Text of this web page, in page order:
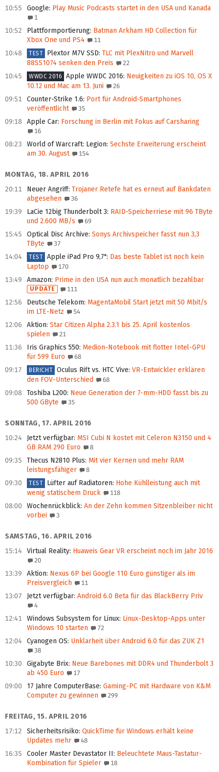
10:55 Google: Play Music Podcasts startet in den USA und Kanada
1
10:52 Plattformportierung: Batman Arkham HD Collection für
Xbox One und PS4
11
10:48 TEST Plextor M7V SSD: TLC mit PlexNitro und Marvell
88SS1074 senken den Preis
22
10:45 WWDC 2016 Apple WWDC 2016: Neuigkeiten zu iOS 10, OS X
10.12 und Mac am 13. Juni
26
09:51 Counter-Strike 1.6: Port für Android-Smartphones
veröffentlicht
35
09:18 Apple Car: Forschung in Berlin mit Fokus auf Carsharing
16
08:23 World of Warcraft: Legion: Sechste Erweiterung erscheint
am 30. August
154
MONTAG, 18. APRIL 2016
20:11
Neuer Angriff: Trojaner Retefe hat es erneut auf Bankdaten
abgesehen
36
19:39 LaCie 12big Thunderbolt 3: RAID-Speicherriese mit 96 TByte
und 2.600 MB/s
69
15:45 Optical Disc Archive: Sonys Archivspeicher fasst nun 3,3
TByte
37
14:04 TEST Apple iPad Pro 9,7": Das beste Tablet ist noch kein
Laptop
170
13:49 Amazon: Prime in den USA nun auch monatlich bezahlbar
UPDATE 111
12:56 Deutsche Telekom: MagentaMobil Start jetzt mit 50 Mbit/s
im LTE-Netz
54
12:06 Aktion: Star Citizen Alpha 2.3.1 bis 25. April kostenlos
spielen
21
11:36 Iris Graphics 550: Medion-Notebook mit flotter Intel-GPU
für 599 Euro
68
09:17 BERICHT Oculus Rift vs. HTC Vive: VR-Entwickler erklären
den FOV-Unterschied
68
09:08 Toshiba L200: Neue Generation der 7-mm-HDD fasst bis zu
500 GByte
35
SONNTAG, 17. APRIL 2016
10:24
Jetzt verfügbar: MSI Cubi N kostet mit Celeron N3150 und 4
GB RAM 290 Euro
8
09:35 Thecus N2810 Plus: Mit vier Kernen und mehr RAM
leistungsfähiger
8
09:30 TEST Lüfter auf Radiatoren: Hohe Kühlleistung auch mit
wenig statischem Druck
118
08:00 Wochenrückblick: An der Zehn kommen Sitzenbleiber nicht
vorbei
3
SAMSTAG, 16. APRIL 2016
15:14
Virtual Reality: Huaweis Gear VR erscheint noch im Jahr 2016
20
13:39 Aktion: Nexus 6P bei Google 110 Euro günstiger als im
Preisvergleich
11
13:07 Jetzt verfügbar: Android 6.0 Beta für das BlackBerry Priv
4
12:41 Windows Subsystem for Linux: Linux-Desktop-Apps unter
Windows 10 starten
72
12:04 Cyanogen OS: Unklarheit über Android 6.0 für das ZUK Z1
38
10:30 Gigabyte Brix: Neue Barebones mit DDR4 und Thunderbolt 3
ab 450 Euro
17
09:00 17 Jahre ComputerBase: Gaming-PC mit Hardware von K&M
Computer zu gewinnen
299
FREITAG, 15. APRIL 2016
17:12
Sicherheitsrisiko: QuickTime für Windows erhält keine
Updates mehr
48
16:35 Cooler Master Devastator II: Beleuchtete Maus-Tastatur-
Kombination für Spieler
18